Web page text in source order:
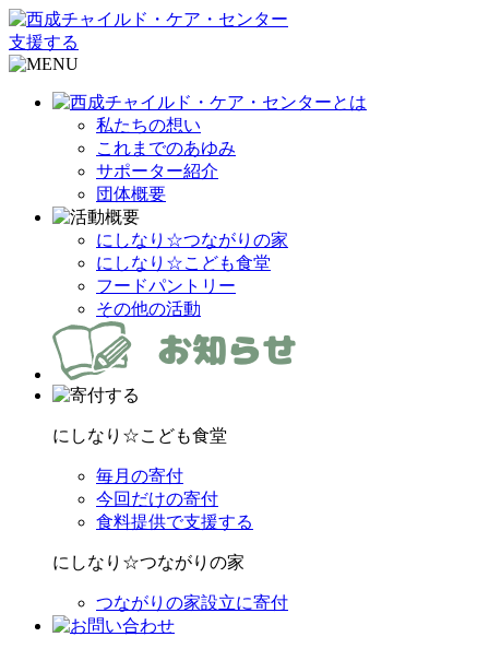
支援する
私たちの想い
これまでのあゆみ
サポーター紹介
団体概要
にしなり☆つながりの家
にしなり☆こども食堂
フードパントリー
その他の活動
にしなり☆こども食堂
毎月の寄付
今回だけの寄付
食料提供で支援する
にしなり☆つながりの家
つながりの家設立に寄付